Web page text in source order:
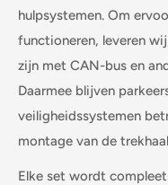
hulpsystemen. Om
functioneren, leveren
zijn met CAN-bus en
Daarmee blijven
veiligheidssystemen
montage van de
Elke set wordt